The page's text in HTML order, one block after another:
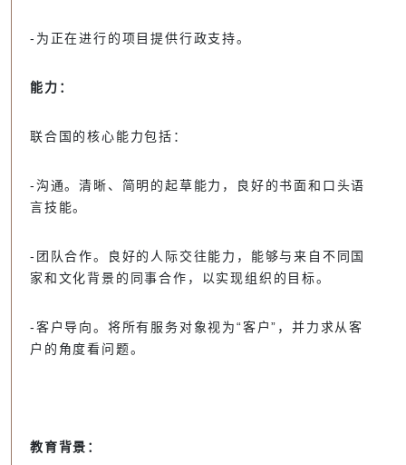
-为正在进行的项目提供行政支持。
能力：
联合国的核心能力包括：
-沟通。清晰、简明的起草能力，良好的书面和口头语
言技能。
-团队合作。良好的人际交往能力，能够与来自不同国
家和文化背景的同事合作，以实现组织的目标。
-客户导向。将所有服务对象视为“客户”，并力求从客
户的角度看问题。
教育背景：